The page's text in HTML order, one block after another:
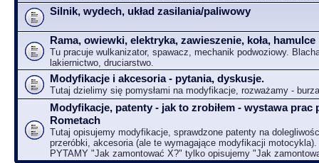
Silnik, wydech, układ zasilania/paliwowy
Rama, owiewki, elektryka, zawieszenie, koła, hamulce
Tu pracuje wulkanizator, spawacz, mechanik podwoziowy.
lakiernictwo, druciarstwo.
Modyfikacje i akcesoria - pytania, dyskusje.
Tutaj dzielimy się pomysłami na modyfikacje, rozważamy -
Modyfikacje, patenty - jak to zrobiłem - wystawa prac
Rometach
Tutaj opisujemy modyfikacje, sprawdzone patenty na
przeróbki, akcesoria (ale te wymagające modyfikacji
PYTAMY "Jak zamontować X?" tylko opisujemy "Jak